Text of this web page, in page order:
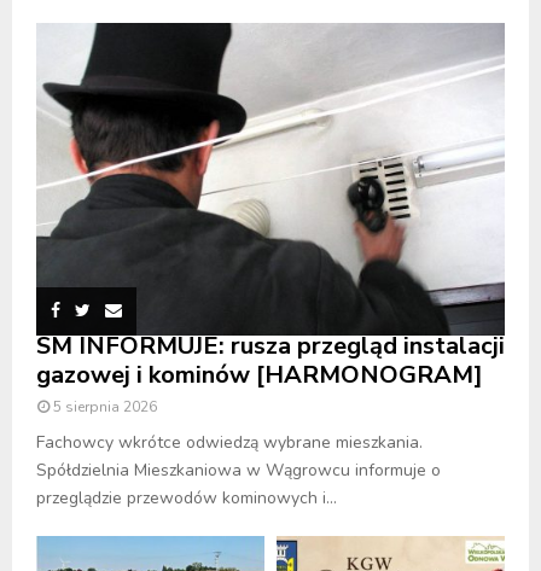
SM INFORMUJE: rusza przegląd instalacji
gazowej i kominów [HARMONOGRAM]
5 sierpnia 2026
Fachowcy wkrótce odwiedzą wybrane mieszkania.
Spółdzielnia Mieszkaniowa w Wągrowcu informuje o
przeglądzie przewodów kominowych i...